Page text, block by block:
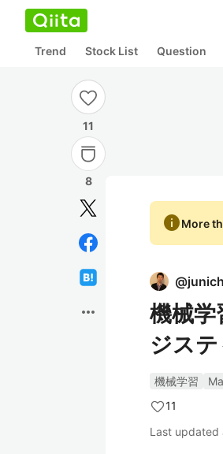
Trend Stock List Question
11
8
more_horiz
infoMore
@
機械学
ジス
機械学習
11
Last updated